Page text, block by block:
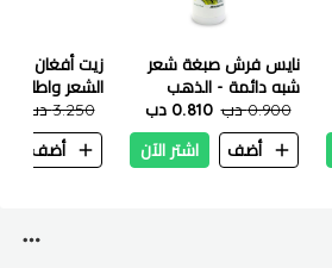
نايس فرش صبغة شعر
شبه دائمة - الذهب
الاصفر 200 مل
0.900 دب
0.810 دب
أضف
اشتر الآن
زيت أفغان
الشعر واطالته
تساقط الشعر - 200
3.250 دب
أضف